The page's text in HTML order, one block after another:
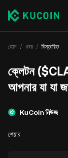
হোম খবর বিস্তারিত
ক্লেটন
আপনার যা যা
KuCoin নিউজ
শেয়ার